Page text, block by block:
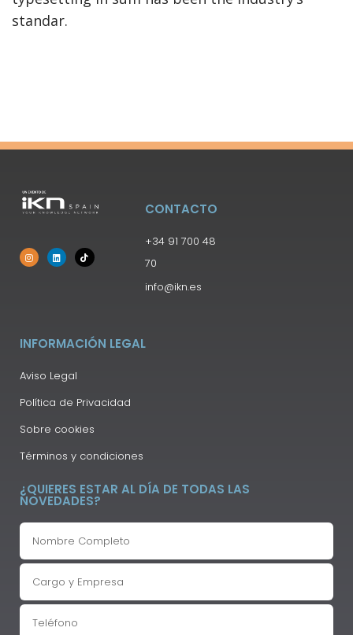
standar.
CONTACTO
+34 91 700 48
70
info@ikn.es
INFORMACIÓN LEGAL
Aviso Legal
Política de Privacidad
Sobre cookies
Términos y condiciones
¿QUIERES ESTAR AL DÍA DE TODAS LAS
NOVEDADES?